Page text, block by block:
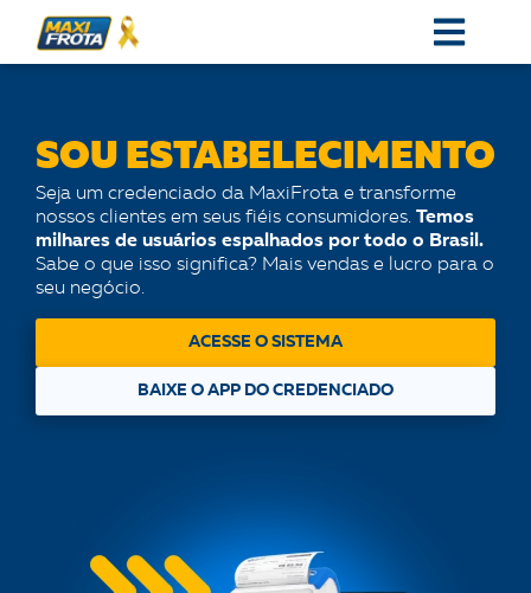
SOU ESTABELECIMENTO
Seja um credenciado da MaxiFrota e transforme
nossos clientes em seus fiéis consumidores. Temos
milhares de usuários espalhados por todo o Brasil.
Sabe o que isso significa? Mais vendas e lucro para o
seu negócio.
ACESSE O SISTEMA
BAIXE O APP DO CREDENCIADO